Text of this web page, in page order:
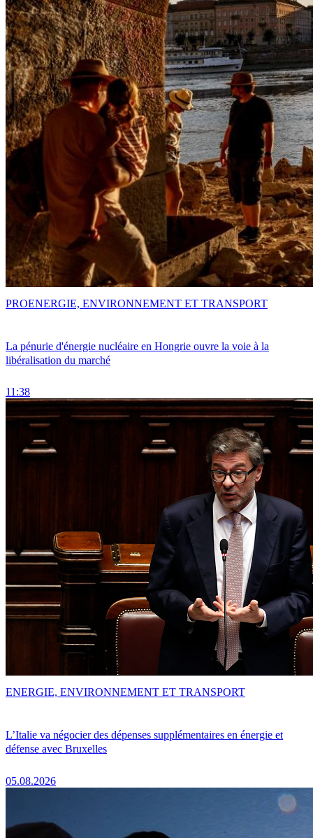
La pénurie d'énergie nucléaire en Hongrie ouvre la voie à la
libéralisation du marché
11:38
PROENERGIE, ENVIRONNEMENT ET TRANSPORT
L’Italie va négocier des dépenses supplémentaires en énergie et
défense avec Bruxelles
05.08.2026
ENERGIE, ENVIRONNEMENT ET TRANSPORT